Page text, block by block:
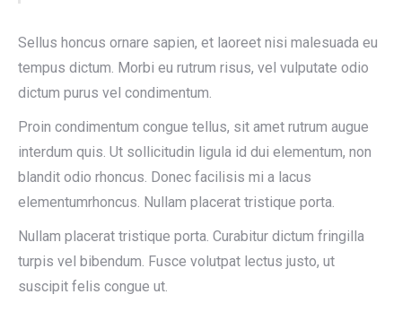
Sellus honcus ornare sapien, et laoreet nisi malesuada eu
tempus dictum. Morbi eu rutrum risus, vel vulputate odio
dictum purus vel condimentum.
Proin condimentum congue tellus, sit amet rutrum augue
interdum quis. Ut sollicitudin ligula id dui elementum, non
blandit odio rhoncus. Donec facilisis mi a lacus
elementumrhoncus. Nullam placerat tristique porta.
Nullam placerat tristique porta. Curabitur dictum fringilla
turpis vel bibendum. Fusce volutpat lectus justo, ut
suscipit felis congue ut.